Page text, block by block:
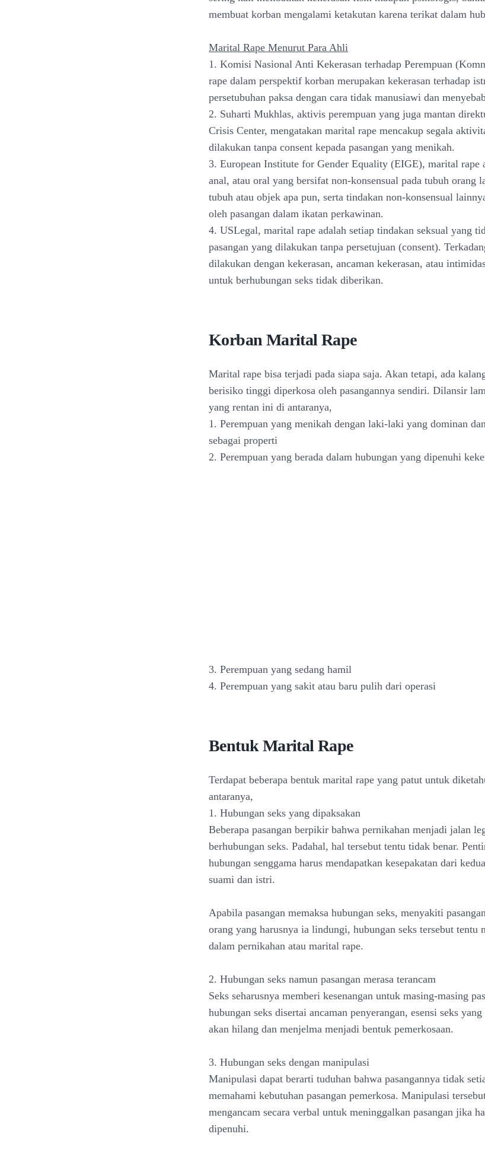
membuat korban mengalami ketakutan karena terikat dalam
Marital Rape Menurut Para Ahli
1. Komisi Nasional Anti Kekerasan terhadap Perempuan
rape dalam perspektif korban merupakan kekerasan terhadap
persetubuhan paksa dengan cara tidak manusiawi dan
2. Suharti Mukhlas, aktivis perempuan yang juga mantan
Crisis Center, mengatakan marital rape mencakup segala
dilakukan tanpa consent kepada pasangan yang menikah.
3. European Institute for Gender Equality (EIGE), marital rape
anal, atau oral yang bersifat non-konsensual pada tubuh orang
tubuh atau objek apa pun, serta tindakan non-konsensual
oleh pasangan dalam ikatan perkawinan.
4. USLegal, marital rape adalah setiap tindakan seksual yang
pasangan yang dilakukan tanpa persetujuan (consent).
dilakukan dengan kekerasan, ancaman kekerasan, atau
untuk berhubungan seks tidak diberikan.
Korban Marital Rape
Marital rape bisa terjadi pada siapa saja. Akan tetapi, ada
berisiko tinggi diperkosa oleh pasangannya sendiri. Dilansir
yang rentan ini di antaranya,
1. Perempuan yang menikah dengan laki-laki yang dominan
sebagai properti
2. Perempuan yang berada dalam hubungan yang dipenuhi
3. Perempuan yang sedang hamil
4. Perempuan yang sakit atau baru pulih dari operasi
Bentuk Marital Rape
Terdapat beberapa bentuk marital rape yang patut untuk
antaranya,
1. Hubungan seks yang dipaksakan
Beberapa pasangan berpikir bahwa pernikahan menjadi jalan
berhubungan seks. Padahal, hal tersebut tentu tidak benar.
hubungan senggama harus mendapatkan kesepakatan dari
suami dan istri.
Apabila pasangan memaksa hubungan seks, menyakiti
orang yang harusnya ia lindungi, hubungan seks tersebut tentu
dalam pernikahan atau marital rape.
2. Hubungan seks namun pasangan merasa terancam
Seks seharusnya memberi kesenangan untuk masing-masing
hubungan seks disertai ancaman penyerangan, esensi seks
akan hilang dan menjelma menjadi bentuk pemerkosaan.
3. Hubungan seks dengan manipulasi
Manipulasi dapat berarti tuduhan bahwa pasangannya tidak
memahami kebutuhan pasangan pemerkosa. Manipulasi
mengancam secara verbal untuk meninggalkan pasangan jika
dipenuhi.